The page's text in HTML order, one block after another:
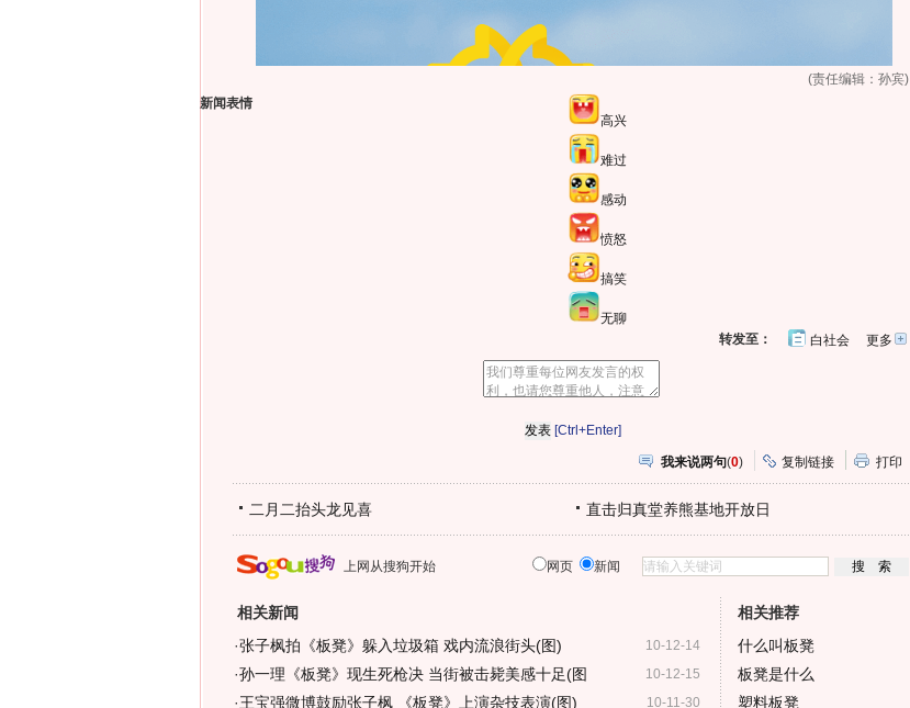
(责任编辑：孙宾)
新闻表情
高兴
难过
感动
愤怒
搞笑
无聊
更多开
转发至： 白社会
[Ctrl+Enter]
我来说两句(0) 复制链接 打印
二月二抬头龙见喜 直击归真堂养熊基地开放日
上网从搜狗开始 网页 新闻
相关新闻
10-12-14
·张子枫拍《板凳》躲入垃圾箱 戏内流浪街头(图)
10-12-15
·孙一理《板凳》现生死枪决 当街被击毙美感十足(图
10-11-30
·王宝强微博鼓励张子枫 《板凳》上演杂技表演(图)
相关推荐
什么叫板凳
板凳是什么
塑料板凳